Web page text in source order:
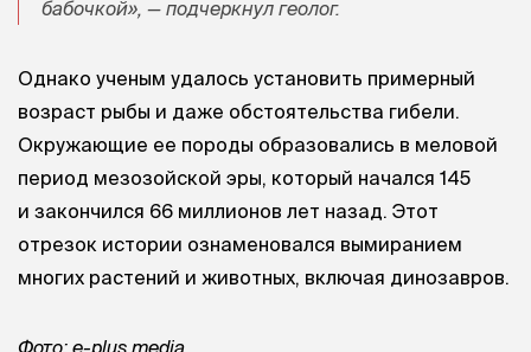
бабочкой», — подчеркнул геолог.
Однако ученым удалось установить примерный
возраст рыбы и даже обстоятельства гибели.
Окружающие ее породы образовались в меловой
период мезозойской эры, который начался 145
и закончился 66 миллионов лет назад. Этот
отрезок истории ознаменовался вымиранием
многих растений и животных, включая динозавров.
Фото: e-plus media